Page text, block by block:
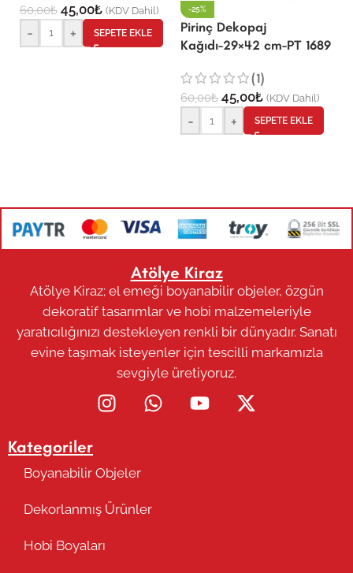
60,00₺ 45,00₺ (KDV Dahil)
- + SEPETE EKLE
-25%
Pirinç Dekopaj
Kağıdı-29×42 cm-PT 1689
(1)
60,00₺ 45,00₺ (KDV Dahil)
- + SEPETE EKLE
Atölye Kiraz
Atölye Kiraz; el emeği boyanabilir objeler, özgün
dekoratif tasarımlar ve hobi malzemeleriyle
yaratıcılığınızı destekleyen renkli bir dünyadır. Sanatı
evine taşımak isteyenler için tescilli markamızla
sevgiyle üretiyoruz.
Kategoriler
Boyanabilir Objeler
Dekorlanmış Ürünler
Hobi Boyaları